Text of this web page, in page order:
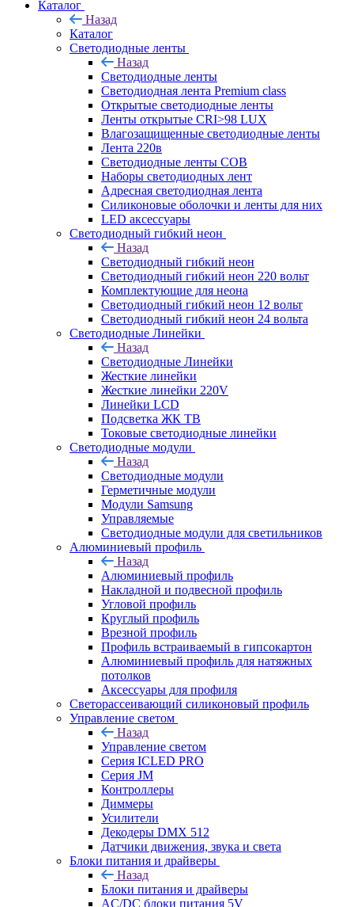
Каталог
Назад
Каталог
Светодиодные ленты
Назад
Светодиодные ленты
Светодиодная лента Premium class
Открытые светодиодные ленты
Ленты открытые CRI>98 LUX
Влагозащищенные светодиодные ленты
Лента 220в
Светодиодные ленты COB
Наборы светодиодных лент
Адресная светодиодная лента
Силиконовые оболочки и ленты для них
LED аксессуары
Светодиодный гибкий неон
Назад
Светодиодный гибкий неон
Светодиодный гибкий неон 220 вольт
Комплектующие для неона
Светодиодный гибкий неон 12 вольт
Светодиодный гибкий неон 24 вольта
Светодиодные Линейки
Назад
Светодиодные Линейки
Жесткие линейки
Жесткие линейки 220V
Линейки LCD
Подсветка ЖК ТВ
Токовые светодиодные линейки
Светодиодные модули
Назад
Светодиодные модули
Герметичные модули
Модули Samsung
Управляемые
Светодиодные модули для светильников
Алюминиевый профиль
Назад
Алюминиевый профиль
Накладной и подвесной профиль
Угловой профиль
Круглый профиль
Врезной профиль
Профиль встраиваемый в гипсокартон
Алюминиевый профиль для натяжных
потолков
Аксессуары для профиля
Светорассеивающий силиконовый профиль
Управление светом
Назад
Управление светом
Серия ICLED PRO
Серия JM
Контроллеры
Диммеры
Усилители
Декодеры DMX 512
Датчики движения, звука и света
Блоки питания и драйверы
Назад
Блоки питания и драйверы
AC/DC блоки питания 5V